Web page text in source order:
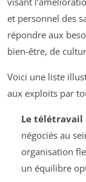
et personnel des
répondre aux
bien-être, de
Voici une liste
aux exploits par
Le télétravail
négociés au
organisation
un équilibre